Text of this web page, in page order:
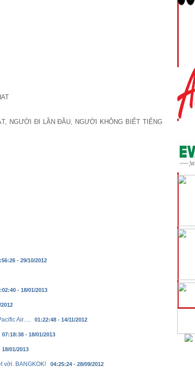
NGƯỜI ÐI LẦN ÐẦU, NGƯỜI KHÔNG BIẾT TIẾNG
- 29/10/2012
- 18/01/2013
Air..... 01:22:48 - 14/11/2012
07:18:38 - 18/01/2013
18/01/2013
vời. BANGKOK! 04:25:24 - 28/09/2012